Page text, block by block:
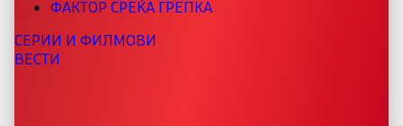
ФАКТОР СРЕЌА ГРЕПКА
СЕРИИ И ФИЛМОВИ
ВЕСТИ